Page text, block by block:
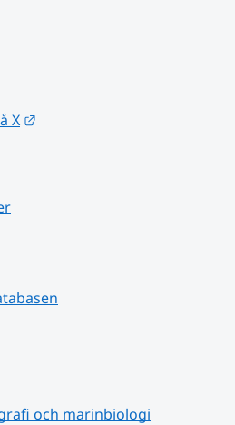
X
och marinbiologi